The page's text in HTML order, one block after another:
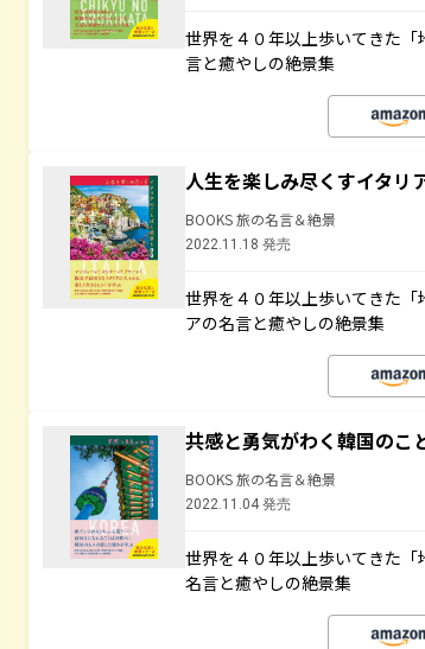
世界を４０年以上歩いてきた
言と癒やしの絶景集
人生を楽しみ尽くすイタリ
BOOKS 旅の名言＆絶景
2022.11.18 発売
世界を４０年以上歩いてきた
アの名言と癒やしの絶景集
共感と勇気がわく韓国のこ
BOOKS 旅の名言＆絶景
2022.11.04 発売
世界を４０年以上歩いてきた
名言と癒やしの絶景集